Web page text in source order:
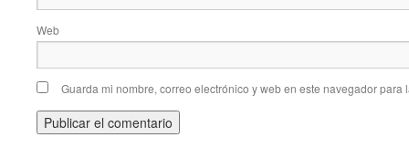
Web
Guarda mi nombre, correo electrónico y web en este navegador para